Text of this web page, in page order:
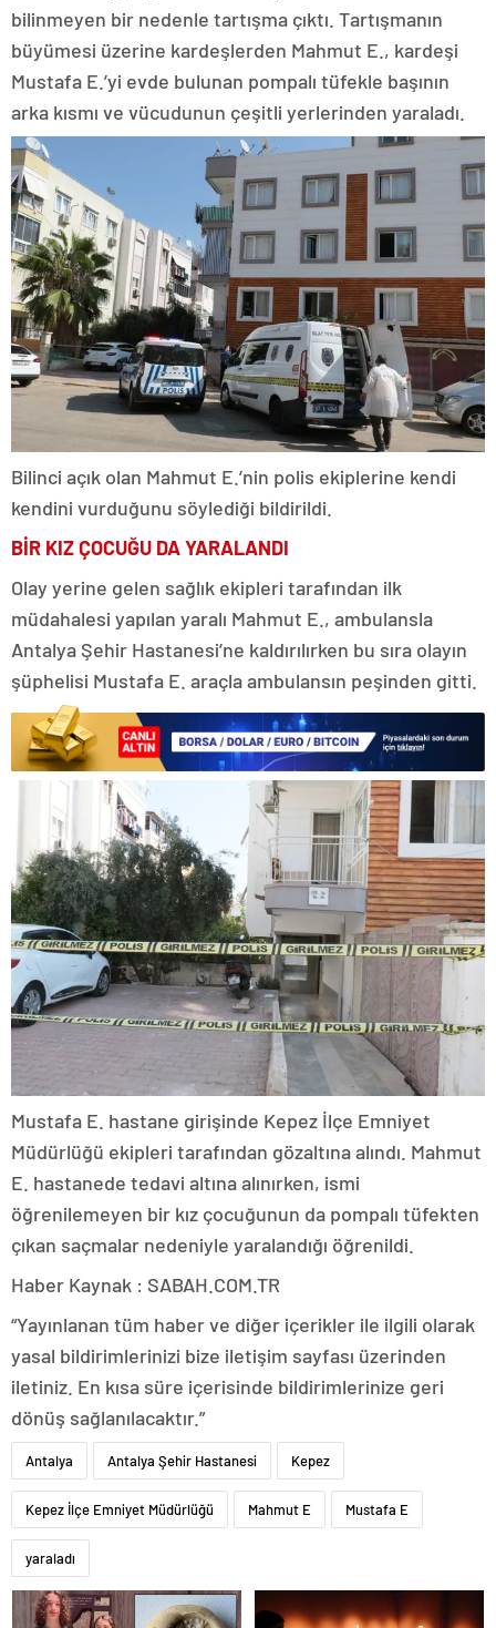
bilinmeyen bir nedenle tartışma çıktı. Tartışmanın
büyümesi üzerine kardeşlerden Mahmut E., kardeşi
Mustafa E.’yi evde bulunan pompalı tüfekle başının
arka kısmı ve vücudunun çeşitli yerlerinden yaraladı.
Bilinci açık olan Mahmut E.’nin polis ekiplerine kendi
kendini vurduğunu söylediği bildirildi.
BİR KIZ ÇOCUĞU DA YARALANDI
Olay yerine gelen sağlık ekipleri tarafından ilk
müdahalesi yapılan yaralı Mahmut E., ambulansla
Antalya Şehir Hastanesi’ne kaldırılırken bu sıra olayın
şüphelisi Mustafa E. araçla ambulansın peşinden gitti.
Mustafa E. hastane girişinde Kepez İlçe Emniyet
Müdürlüğü ekipleri tarafından gözaltına alındı. Mahmut
E. hastanede tedavi altına alınırken, ismi
öğrenilemeyen bir kız çocuğunun da pompalı tüfekten
çıkan saçmalar nedeniyle yaralandığı öğrenildi.
Haber Kaynak : SABAH.COM.TR
“Yayınlanan tüm haber ve diğer içerikler ile ilgili olarak
yasal bildirimlerinizi bize iletişim sayfası üzerinden
iletiniz. En kısa süre içerisinde bildirimlerinize geri
dönüş sağlanılacaktır.”
Antalya Antalya Şehir Hastanesi Kepez
Kepez İlçe Emniyet Müdürlüğü Mahmut E Mustafa E
yaraladı